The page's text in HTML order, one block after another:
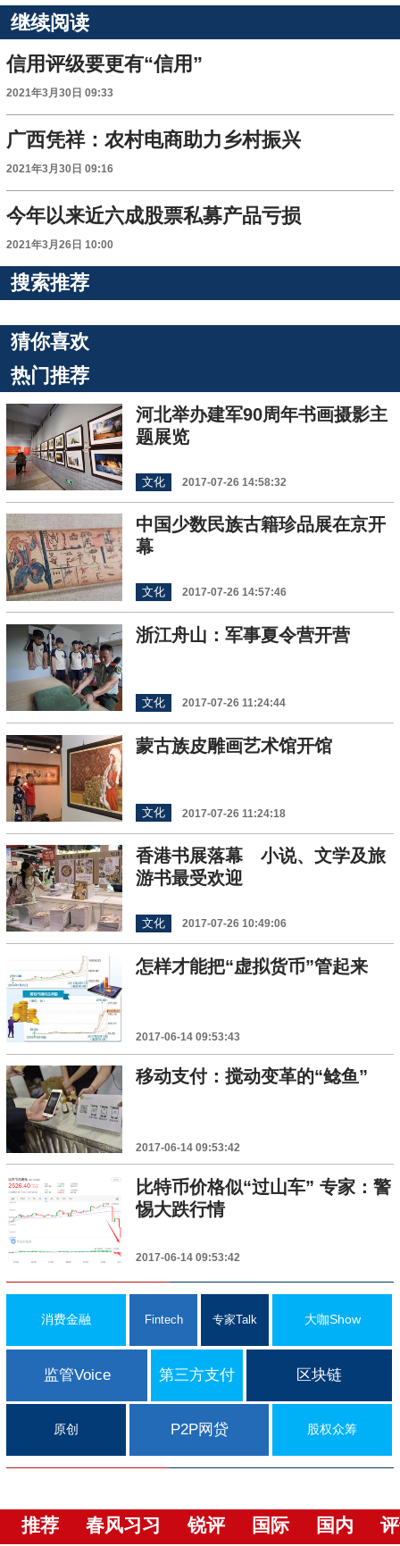
继续阅读
信用评级要更有“信用”
2021年3月30日 09:33
广西凭祥：农村电商助力乡村振兴
2021年3月30日 09:16
今年以来近六成股票私募产品亏损
2021年3月26日 10:00
搜索推荐
猜你喜欢
热门推荐
河北举办建军90周年书画摄影主
题展览
文化 2017-07-26 14:58:32
中国少数民族古籍珍品展在京开
幕
文化 2017-07-26 14:57:46
浙江舟山：军事夏令营开营
文化 2017-07-26 11:24:44
蒙古族皮雕画艺术馆开馆
文化 2017-07-26 11:24:18
香港书展落幕 小说、文学及旅
游书最受欢迎
文化 2017-07-26 10:49:06
怎样才能把“虚拟货币”管起来
2017-06-14 09:53:43
移动支付：搅动变革的“鲶鱼”
2017-06-14 09:53:42
比特币价格似“过山车” 专家：警
惕大跌行情
2017-06-14 09:53:42
消费金融 Fintech 专家Talk 大咖Show
监管Voice 第三方支付 区块链
原创 P2P网贷 股权众筹
推荐 春风习习 锐评 国际 国内